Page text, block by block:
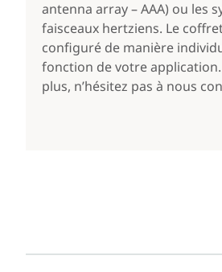
antenna array – AAA) ou les
faisceaux hertziens. Le
configuré de manière
fonction de votre
plus, n’hésitez pas à nous